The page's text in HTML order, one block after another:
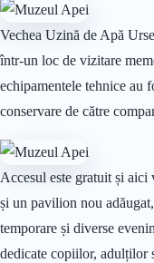
Vechea Uzină de Apă
într-un loc de vizitare
echipamentele tehnice au
conservare de către
Accesul este gratuit și
și un pavilion nou
temporare și diverse
dedicate copiilor, adulților